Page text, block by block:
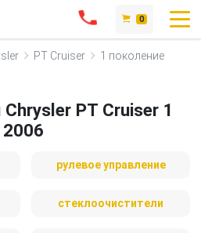
0
PT Cruiser 1 поколение
PT Cruiser 1
рулевое управление
стеклоочистители